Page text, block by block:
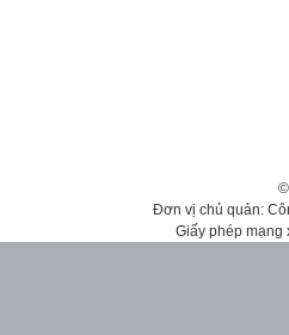
Đơn vị chủ quản:
Giấy phép mạng